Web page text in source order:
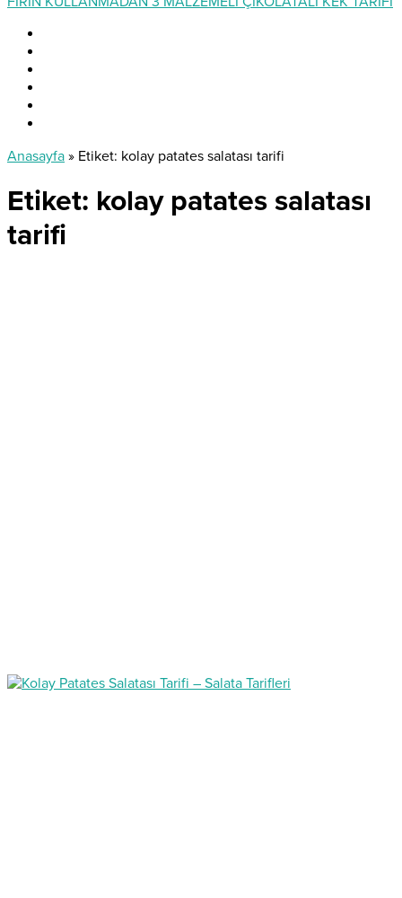
Anasayfa » Etiket: kolay patates salatası tarifi
Etiket: kolay patates salatası
tarifi